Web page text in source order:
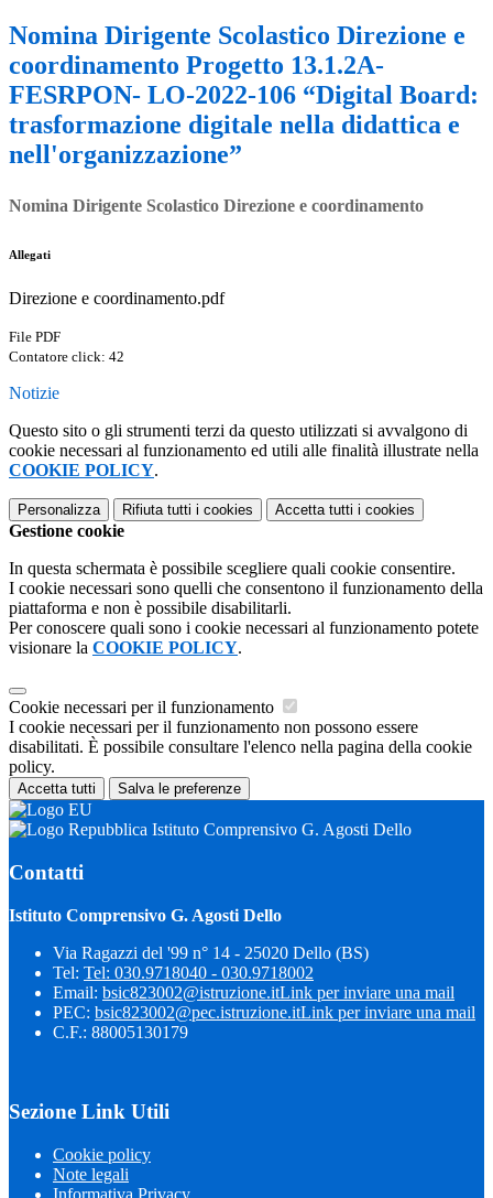
Nomina Dirigente Scolastico Direzione e
coordinamento Progetto 13.1.2A-
FESRPON- LO-2022-106 “Digital Board:
trasformazione digitale nella didattica e
nell'organizzazione”
Nomina Dirigente Scolastico Direzione e coordinamento
Allegati
Direzione e coordinamento.pdf
File PDF
Contatore click: 42
Notizie
Questo sito o gli strumenti terzi da questo utilizzati si avvalgono di
cookie necessari al funzionamento ed utili alle finalità illustrate nella
COOKIE POLICY.
Personalizza Rifiuta tutti i cookies Accetta tutti i cookies
Gestione cookie
In questa schermata è possibile scegliere quali cookie consentire.
I cookie necessari sono quelli che consentono il funzionamento della
piattaforma e non è possibile disabilitarli.
Per conoscere quali sono i cookie necessari al funzionamento potete
visionare la COOKIE POLICY.
Cookie necessari per il funzionamento
I cookie necessari per il funzionamento non possono essere
disabilitati. È possibile consultare l'elenco nella pagina della cookie
policy.
Accetta tutti Salva le preferenze
Istituto Comprensivo G. Agosti Dello
Contatti
Istituto Comprensivo G. Agosti Dello
Via Ragazzi del '99 n° 14 - 25020 Dello (BS)
Tel: Tel: 030.9718040 - 030.9718002
Email: bsic823002@istruzione.itLink per inviare una mail
PEC: bsic823002@pec.istruzione.itLink per inviare una mail
C.F.: 88005130179
Sezione Link Utili
Cookie policy
Note legali
Informativa Privacy